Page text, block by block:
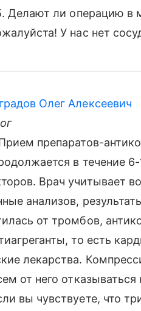
Делают ли операцию
У нас нет
Олег Алексеевич
препаратов-
в течение
Врач учитывает
анализов,
от тромбов,
то есть
лекарства.
от него
вы чувствуете, что